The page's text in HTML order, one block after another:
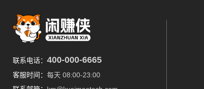
联系电话： 400-000-6665
客服时间： 每天 08:00-23:00